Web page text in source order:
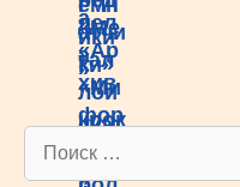
Поиск: